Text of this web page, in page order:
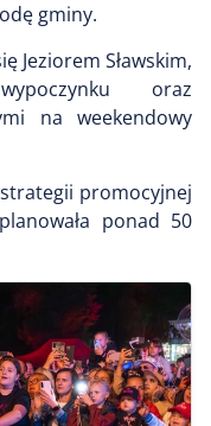
gminy.
Jeziorem Sławskim,
oraz
na weekendowy
promocyjnej
ponad 50